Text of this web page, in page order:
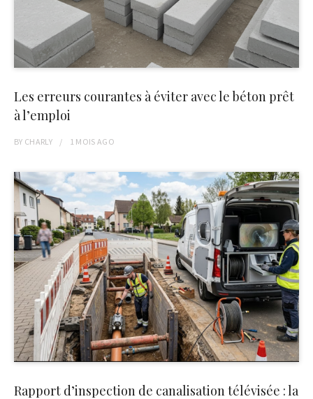
Les erreurs courantes à éviter avec le béton prêt
à l’emploi
BY CHARLY 1 MOIS AGO
Rapport d’inspection de canalisation télévisée : la